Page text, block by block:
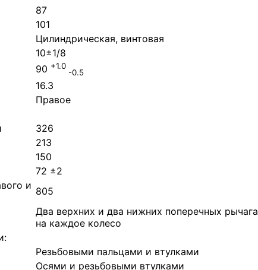
87
101
Цилиндрическая, винтовая
10±1/8
90 +1.0
-0.5
16.3
Правое
326
213
150
72 ±2
и 805
Два верхних и два нижних поперечных рычага
на каждое колесо
Резьбовыми пальцами и втулками
Осями и резьбовыми втулками